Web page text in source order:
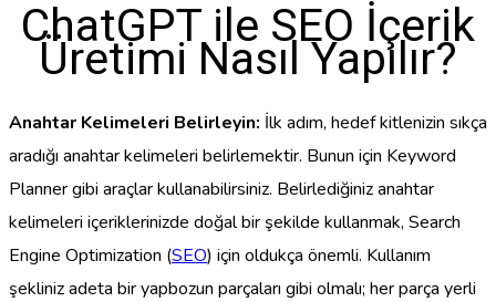
ChatGPT ile SEO İçerik
Üretimi Nasıl Yapılır?
Anahtar Kelimeleri Belirleyin: İlk adım, hedef kitlenizin sıkça
aradığı anahtar kelimeleri belirlemektir. Bunun için Keyword
Planner gibi araçlar kullanabilirsiniz. Belirlediğiniz anahtar
kelimeleri içeriklerinizde doğal bir şekilde kullanmak, Search
Engine Optimization (SEO) için oldukça önemli. Kullanım
şekliniz adeta bir yapbozun parçaları gibi olmalı; her parça yerli